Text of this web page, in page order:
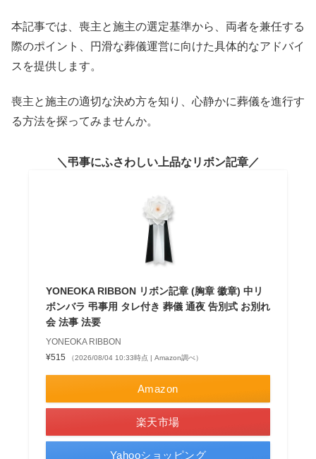
本記事では、喪主と施主の選定基準から、両者を兼任する
際のポイント、円滑な葬儀運営に向けた具体的なアドバイ
スを提供します。
喪主と施主の適切な決め方を知り、心静かに葬儀を進行す
る方法を探ってみませんか。
弔事にふさわしい上品なリボン記章
YONEOKA RIBBON リボン記章 (胸章 徽章) 中リ
ボンバラ 弔事用 タレ付き 葬儀 通夜 告別式 お別れ
会 法事 法要
YONEOKA RIBBON
¥515
（2026/08/04 10:33時点 | Amazon調べ）
Amazon
楽天市場
Yahooショッピング